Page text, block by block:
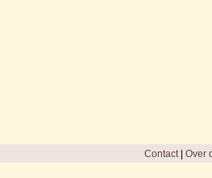
Contact| Over